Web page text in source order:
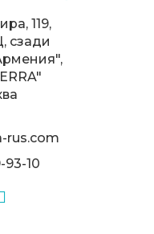
119,
сзади
rus.com
93-10